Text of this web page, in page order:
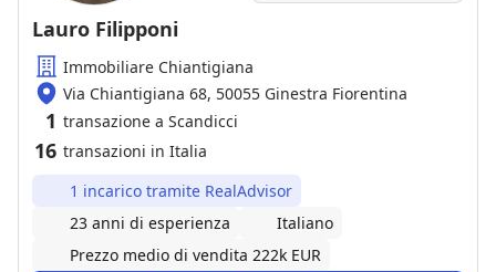
Lauro Filipponi
Immobiliare Chiantigiana
Via Chiantigiana 68, 50055 Ginestra Fiorentina
1 transazione a Scandicci
16 transazioni in Italia
1 incarico tramite RealAdvisor
23 anni di esperienza
Italiano
Prezzo medio di vendita 222k EUR